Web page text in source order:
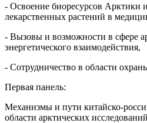
- Освоение биоресурсов Арктики
лекарственных растений в
- Вызовы и возможности в сфере
энергетического взаимодействия,
- Сотрудничество в области
Первая панель:
Механизмы и пути китайско-
области арктических